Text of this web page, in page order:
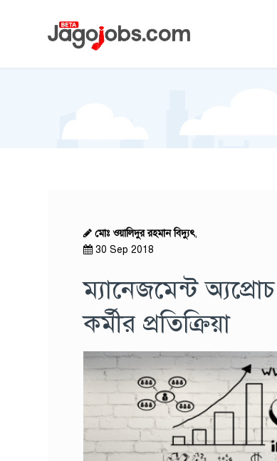
মোঃ ওয়ালিদুর রহমান বিদ্যুৎ,
30 Sep 2018
ম্যানেজমেন্ট
কর্মীর প্রতিক্রিয়া